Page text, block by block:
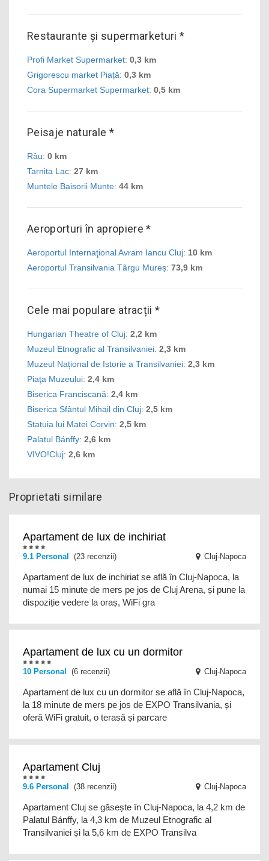
Restaurante și supermarketuri *
Profi Market Supermarket: 0,3 km
Grigorescu market Piață: 0,3 km
Cora Supermarket Supermarket: 0,5 km
Peisaje naturale *
Râu: 0 km
Tarnita Lac: 27 km
Muntele Baisorii Munte: 44 km
Aeroporturi în apropiere *
Aeroportul Internaţional Avram Iancu Cluj: 10 km
Aeroportul Transilvania Târgu Mureș: 73,9 km
Cele mai populare atracții *
Hungarian Theatre of Cluj: 2,2 km
Muzeul Etnografic al Transilvaniei: 2,3 km
Muzeul Național de Istorie a Transilvaniei: 2,3 km
Piaţa Muzeului: 2,4 km
Biserica Franciscană: 2,4 km
Biserica Sfântul Mihail din Cluj: 2,5 km
Statuia lui Matei Corvin: 2,5 km
Palatul Bánffy: 2,6 km
VIVO!Cluj: 2,6 km
Proprietati similare
Apartament de lux de inchiriat
9.1 Personal (23 recenzii) Cluj-Napoca
Apartament de lux de inchiriat se află în Cluj-Napoca, la
numai 15 minute de mers pe jos de Cluj Arena, și pune la
dispoziție vedere la oraș, WiFi gra
Apartament de lux cu un dormitor
10 Personal (6 recenzii) Cluj-Napoca
Apartament de lux cu un dormitor se află în Cluj-Napoca,
la 18 minute de mers pe jos de EXPO Transilvania, și
oferă WiFi gratuit, o terasă și parcare
Apartament Cluj
9.6 Personal (38 recenzii) Cluj-Napoca
Apartament Cluj se găsește în Cluj-Napoca, la 4,2 km de
Palatul Bánffy, la 4,3 km de Muzeul Etnografic al
Transilvaniei și la 5,6 km de EXPO Transilva